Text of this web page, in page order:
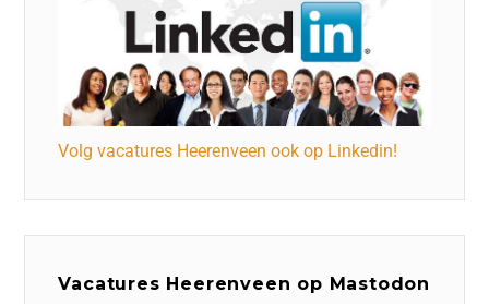
Volg vacatures Heerenveen ook op Linkedin!
Vacatures Heerenveen op Mastodon